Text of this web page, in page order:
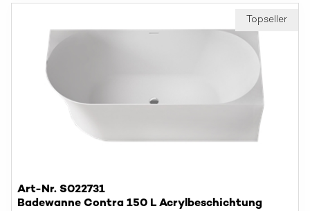
Topseller
Art-Nr. S022731
Badewanne Contra 150 L Acrylbeschichtung